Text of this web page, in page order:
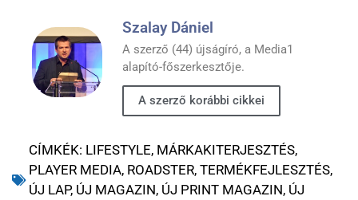
Szalay Dániel
A szerző (44) újságíró, a Media1
alapító-főszerkesztője.
A szerző korábbi cikkei
CÍMKÉK: LIFESTYLE, MÁRKAKITERJESZTÉS,
PLAYER MEDIA, ROADSTER, TERMÉKFEJLESZTÉS,
ÚJ LAP, ÚJ MAGAZIN, ÚJ PRINT MAGAZIN, ÚJ